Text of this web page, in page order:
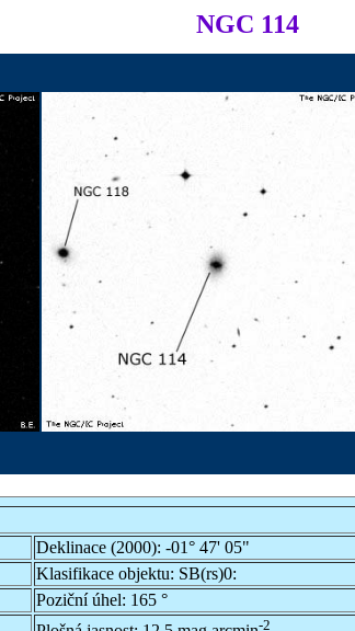
NGC 114
Deklinace (2000): -01° 47' 05"
Klasifikace objektu: SB(rs)0:
Poziční úhel: 165 °
-2